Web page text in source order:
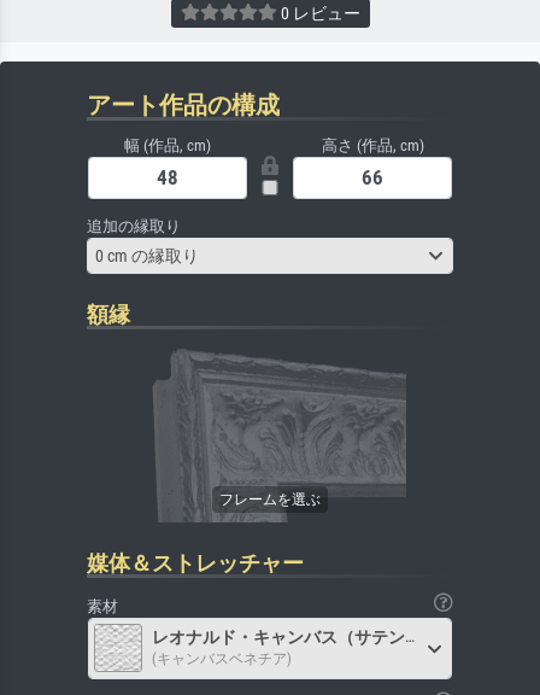
0 レビュー
アート作品の構成
幅 (作品, cm) 高さ (作品, cm)
追加の縁取り
0 cm の縁取り
額縁
媒体＆ストレッチャー
素材
レオナルド・キャンバス（サテン）
(キャンバスベネチア)